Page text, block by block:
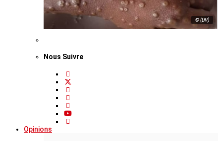
© (DR)
Nous Suivre
Opinions